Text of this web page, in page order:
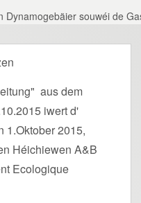
Dynamogebäier souwéi de
aus dem
iwert d'
1.Oktober 2015,
Héichiewen A&B
Ecologique